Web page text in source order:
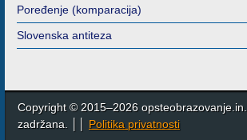
Poređenje (komparacija)
Slovenska antiteza
Copyright © 2015–2026
zadržana. ││ Politika privatnosti